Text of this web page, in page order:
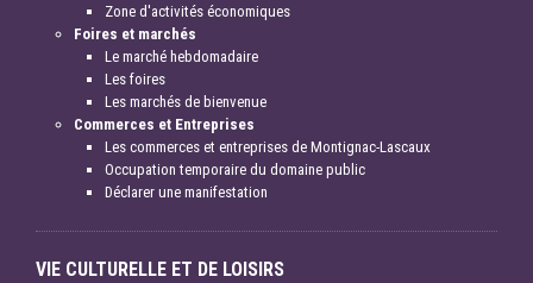
Zone d'activités économiques
Foires et marchés
Le marché hebdomadaire
Les foires
Les marchés de bienvenue
Commerces et Entreprises
Les commerces et entreprises de Montignac-Lascaux
Occupation temporaire du domaine public
Déclarer une manifestation
VIE CULTURELLE ET DE LOISIRS